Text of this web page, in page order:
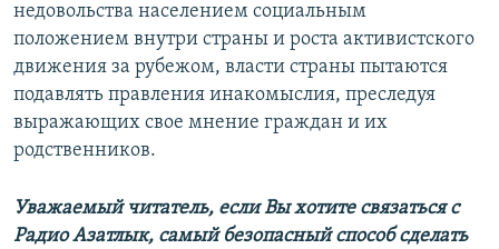
недовольства населением социальным
положением внутри страны и роста активистского
движения за рубежом, власти страны пытаются
подавлять правления инакомыслия, преследуя
выражающих свое мнение граждан и их
родственников.
Уважаемый читатель, если Вы хотите связаться с
Радио Азатлык, самый безопасный способ сделать